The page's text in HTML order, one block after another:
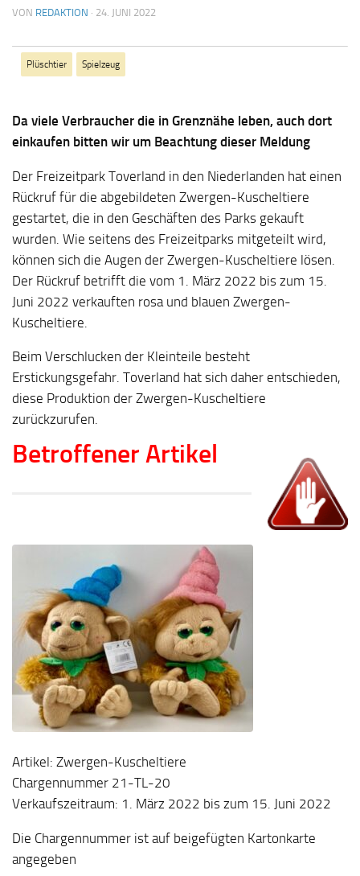
VON REDAKTION · 24. JUNI 2022
Plüschtier Spielzeug
Da viele Verbraucher die in Grenznähe leben, auch dort
einkaufen bitten wir um Beachtung dieser Meldung
Der Freizeitpark Toverland in den Niederlanden hat einen
Rückruf für die abgebildeten Zwergen-Kuscheltiere
gestartet, die in den Geschäften des Parks gekauft
wurden. Wie seitens des Freizeitparks mitgeteilt wird,
können sich die Augen der Zwergen-Kuscheltiere lösen.
Der Rückruf betrifft die vom 1. März 2022 bis zum 15.
Juni 2022 verkauften rosa und blauen Zwergen-
Kuscheltiere.
Beim Verschlucken der Kleinteile besteht
Erstickungsgefahr. Toverland hat sich daher entschieden,
diese Produktion der Zwergen-Kuscheltiere
zurückzurufen.
Betroffener Artikel
Artikel: Zwergen-Kuscheltiere
Chargennummer 21-TL-20
Verkaufszeitraum: 1. März 2022 bis zum 15. Juni 2022
Die Chargennummer ist auf beigefügten Kartonkarte
angegeben